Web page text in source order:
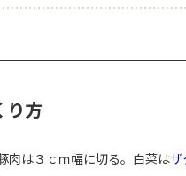
り方
肉は３ｃｍ幅に切る。白菜はザ